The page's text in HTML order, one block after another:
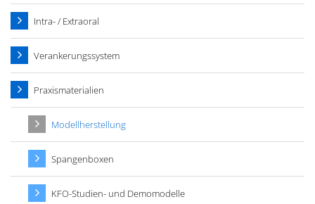
Intra- / Extraoral
Verankerungssystem
Praxismaterialien
Modellherstellung
Spangenboxen
KFO-Studien- und Demomodelle